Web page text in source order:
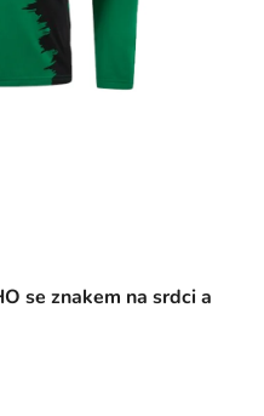
se znakem na srdci a